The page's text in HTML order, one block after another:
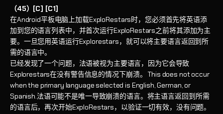
（45）[C] [C1]
在Android平板电脑上加载ExploRestars时，您必须首先将英语添
加到您的语言列表中，并首次运行ExploRestars之前将其添加为主
要。一旦您用英语运行Explorestars，就可以将主要语言返回到所
需的语言中。
已经发现了一个问题，法语被视为主要语言，因为它会导致
Explorestars在没有警告信息的情况下崩溃。 This does not occur
when the primary language selected is English, German, or
Spanish.法语可能不是唯一导致崩溃的语言。将主语言返回到所需
的语言后，再次开始ExploRestars，以验证一切有效，没有问题。